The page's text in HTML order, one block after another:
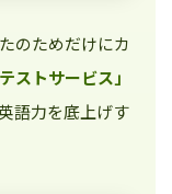
のためだけにカ
ストサービス」
語力を底上げす